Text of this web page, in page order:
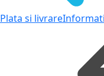
Plata si livrare